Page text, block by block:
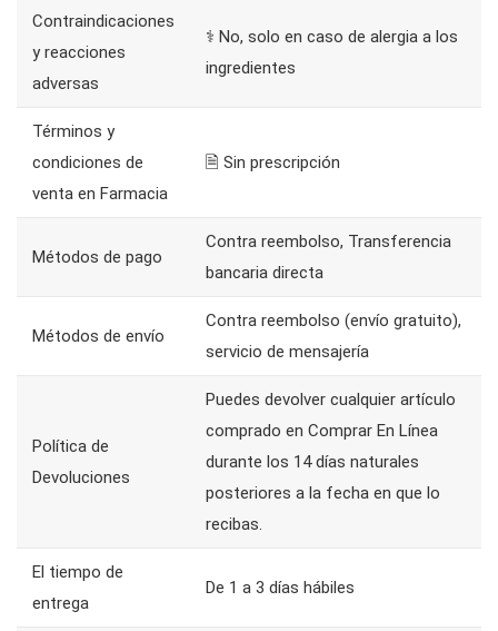
Contraindicaciones
y reacciones
adversas
⚕️ No, solo en caso de alergia a los
ingredientes
Términos y
condiciones de
venta en Farmacia
🗎 Sin prescripción
Métodos de pago
Contra reembolso, Transferencia
bancaria directa
Métodos de envío
Contra reembolso (envío gratuito),
servicio de mensajería
Política de
Devoluciones
Puedes devolver cualquier artículo
comprado en Comprar En Línea
durante los 14 días naturales
posteriores a la fecha en que lo
recibas.
El tiempo de
entrega
De 1 a 3 días hábiles